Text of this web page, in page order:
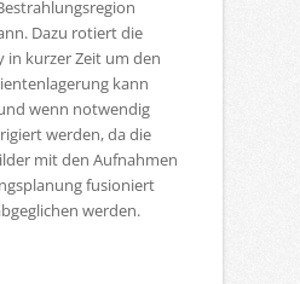
Dazu rotiert die
in kurzer Zeit um den
kann
wenn notwendig
werden, da die
mit den Aufnahmen
fusioniert
werden.